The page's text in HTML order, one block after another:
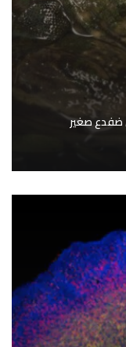
ضفدع صغير